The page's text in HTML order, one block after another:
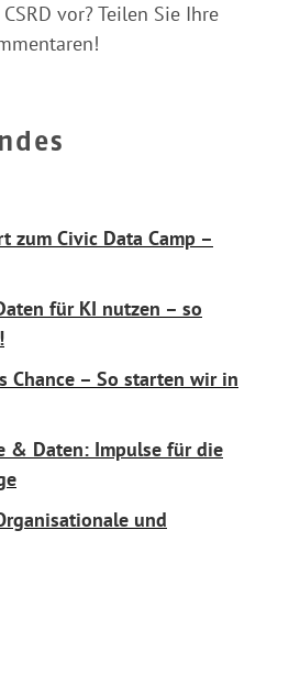
vor? Teilen Sie Ihre
zum Civic Data Camp –
für KI nutzen – so
Chance – So starten wir in
& Daten: Impulse für die
und